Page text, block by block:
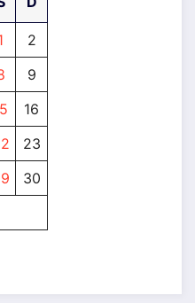
2
9
16
23
30